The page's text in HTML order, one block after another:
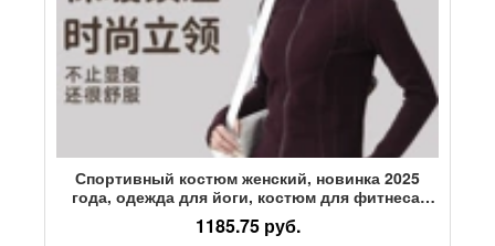
Спортивный костюм женский, новинка 2025
года, одежда для йоги, костюм для фитнеса,
осенний спортивный костюм для утреннего
бега, спортивный костюм для женщин
1185.75 руб.